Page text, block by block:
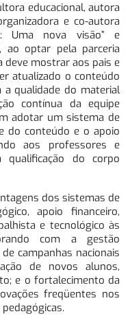
educacional, autora
e co-autora
Uma nova visão” e
ao optar pela parceria
deve mostrar aos pais e
atualizado o conteúdo
qualidade do material
contínua da equipe
adotar um sistema de
do conteúdo e o apoio
aos professores e
qualificação do corpo
dos sistemas de
apoio financeiro,
e tecnológico às
com a gestão
campanhas nacionais
de novos alunos,
e o fortalecimento da
freqüentes nos